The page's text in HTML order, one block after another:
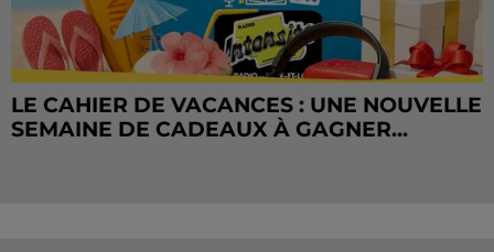
LE CAHIER DE VACANCES : UNE NOUVELLE
SEMAINE DE CADEAUX À GAGNER...